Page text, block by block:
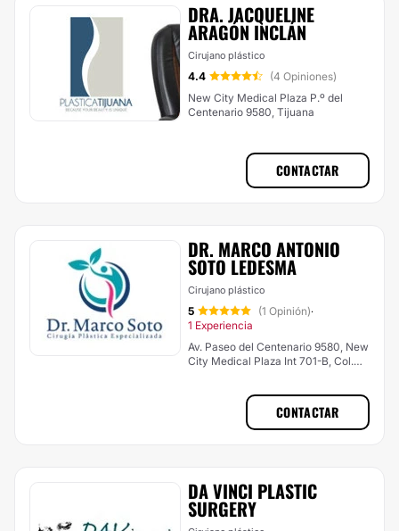
DRA. JACQUELINE
ARAGÓN INCLÁN
Cirujano plástico
4.4
(4 Opiniones)
New City Medical Plaza P.º del
Centenario 9580, Tijuana
CONTACTAR
DR. MARCO ANTONIO
SOTO LEDESMA
Cirujano plástico
5 (1 Opinión)·
1 Experiencia
Av. Paseo del Centenario 9580, New
City Medical Plaza Int 701-B, Col.
CONTACTAR
DA VINCI PLASTIC
SURGERY